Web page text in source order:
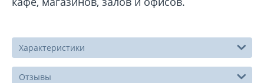
Характеристики
Отзывы